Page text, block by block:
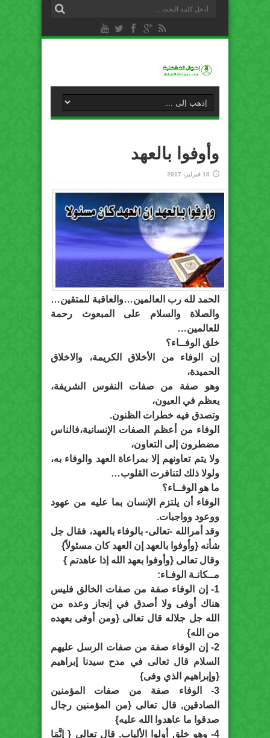
وأوفوا بالعهد
18 فبراير، 2017
الحمد لله رب العالمين…والعاقبة للمتقين…
والصلاة والسلام على المبعوث رحمة
للعالمين…
خلق الوفــاء؟
إن الوفاء من الأخلاق الكريمة، والاخلاق
الحميدة،
وهو صفة من صفات النفوس الشريفة،
يعظم في العيون،
وتصدق فيه خطرات الظنون.
الوفاء من أعظم الصفات الإنسانية،فالناس
مضطرون إلى التعاون،
ولا يتم تعاونهم إلا بمراعاة العهد والوفاء به،
ولولا ذلك لتنافرت القلوب…
ما هو الوفــاء؟
الوفاء أن يلتزم الإنسان بما عليه من عهود
ووعود وواجبات.
وقد أمرالله -تعالى- بالوفاء بالعهد، فقال جل
شأنه {وأوفوا بالعهد إن العهد كان مسئولاً}
وقال تعالى {وأوفوا بعهد الله إذا عاهدتم }
مــكانـة الوفـاء:
1- إن الوفاء صفة من صفات الخالق فليس
هناك أوفى ولا أصدق في إنجاز وعده من
الله جل جلاله قال تعالى {ومن أوفى بعهده
من الله}
2- إن الوفاء صفة من صفات الرسل عليهم
السلام قال تعالى في مدح سيدنا إبراهيم
{وإبراهيم الذي وفى}
3- الوفاء صفة من صفات المؤمنين
الصادقين, قال تعالى {من المؤمنين رجال
صدقوا ما عاهدوا الله عليه}
4- وهو خلق أولوا الألباب, قال تعالى { إِنَّمَا